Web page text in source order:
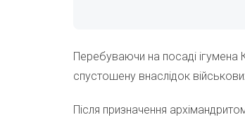
Перебуваючи на посаді ігумена
спустошену внаслідок
Після призначення